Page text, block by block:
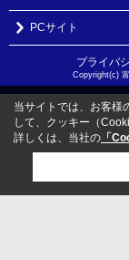
PCサイト
プライバ
Copyright(c)
当サイトでは、お客様
して、クッキー（
詳しくは、当社の 「